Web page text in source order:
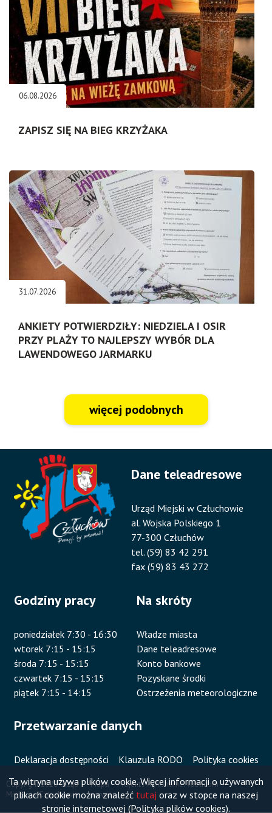
Ta witryna używa plików cookie. Więcej informacji o używanych
plikach cookie można znaleźć tutaj oraz w stopce na naszej
stronie internetowej (Polityka plików cookies).
06.08.2026
ZAPISZ SIĘ NA BIEG KRZYŻAKA
31.07.2026
ANKIETY POTWIERDZIŁY: NIEDZIELA I OSIR
PRZY PLAŻY TO NAJLEPSZY WYBÓR DLA
LAWENDOWEGO JARMARKU
więcej podobnych
Dane teleadresowe
Urząd Miejski w Człuchowie
al. Wojska Polskiego 1
77-300 Człuchów
tel. (59) 83 42 291
fax (59) 83 43 272
Godziny pracy
poniedziałek 7:30 - 16:30
wtorek 7:15 - 15:15
środa 7:15 - 15:15
czwartek 7:15 - 15:15
piątek 7:15 - 14:15
Na skróty
Władze miasta
Dane teleadresowe
Konto bankowe
Pozyskane środki
Ostrzeżenia meteorologiczne
Przetwarzanie danych
Deklaracja dostępności Klauzula RODO Polityka cookies
Copyright 2020 Urząd
Miejski w Człuchowie
Stopka
Mapa
serwisu
Projekt i wykonanie:Vobacom